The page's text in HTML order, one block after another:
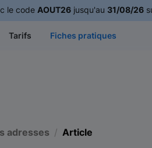
le code AOUT26jusqu'au 31/08/26
Tarifs Fiches pratiques
adresses Article